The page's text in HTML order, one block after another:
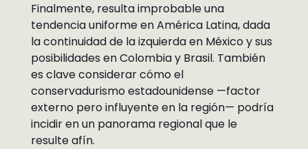
Finalmente, resulta improbable una
tendencia uniforme en América Latina, dada
la continuidad de la izquierda en México y sus
posibilidades en Colombia y Brasil. También
es clave considerar cómo el
conservadurismo estadounidense —factor
externo pero influyente en la región— podría
incidir en un panorama regional que le
resulte afín.